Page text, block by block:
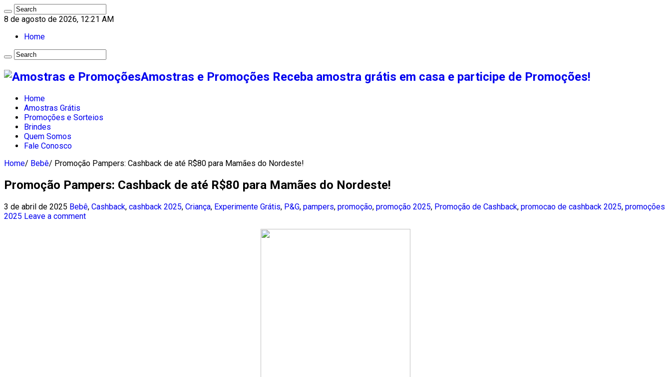
8 de agosto de 2026, 12:21 AM
Home
Amostras e Promoções Receba amostra grátis em casa e participe de Promoções!
Home
Amostras Grátis
Promoções e Sorteios
Brindes
Quem Somos
Fale Conosco
Home/ Bebê/ Promoção Pampers: Cashback de até R$80 para Mamães do Nordeste!
Promoção Pampers: Cashback de até R$80 para Mamães do Nordeste!
3 de abril de 2025 Bebê, Cashback, cashback 2025, Criança, Experimente Grátis, P&G, pampers, promoção, promoção 2025, Promoção de Cashback, promocao de cashback 2025, promoções
2025 Leave a comment